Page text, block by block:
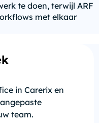
te doen, terwijl ARF
met elkaar
in Carerix en
team.